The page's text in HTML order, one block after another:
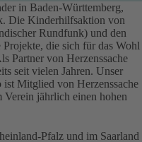
in Baden-Württemberg,
Die Kinderhilfsaktion von
Rundfunk) und den
die sich für das Wohl
Partner von Herzenssache
seit vielen Jahren. Unser
Mitglied von Herzenssache
Verein jährlich einen hohen
Pfalz und im Saarland